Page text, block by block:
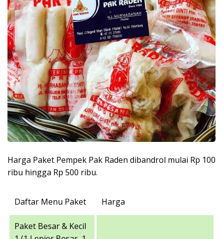
Harga Paket Pempek Pak Raden dibandrol mulai Rp 100
ribu hingga Rp 500 ribu.
Daftar Menu Paket Harga
Paket Besar & Kecil